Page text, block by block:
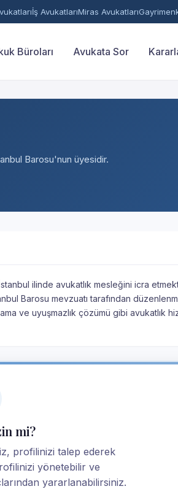
İş AvukatlarıMiras Avukatları
Büroları Avukata Sor
Barosu'nun üyesidir.
ilinde avukatlık mesleğini icra
Barosu mevzuatı tarafından
ve uyuşmazlık çözümü gibi avukatlık
mi?
profilinizi talep ederek
yönetebilir ve
yararlanabilirsiniz.